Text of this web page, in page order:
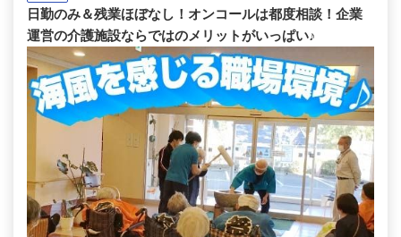
日勤のみ＆残業ほぼなし！オンコールは都度相談！企業
運営の介護施設ならではのメリットがいっぱい♪